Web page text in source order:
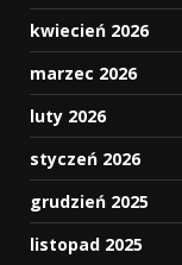
kwiecień 2026
marzec 2026
luty 2026
styczeń 2026
grudzień 2025
listopad 2025